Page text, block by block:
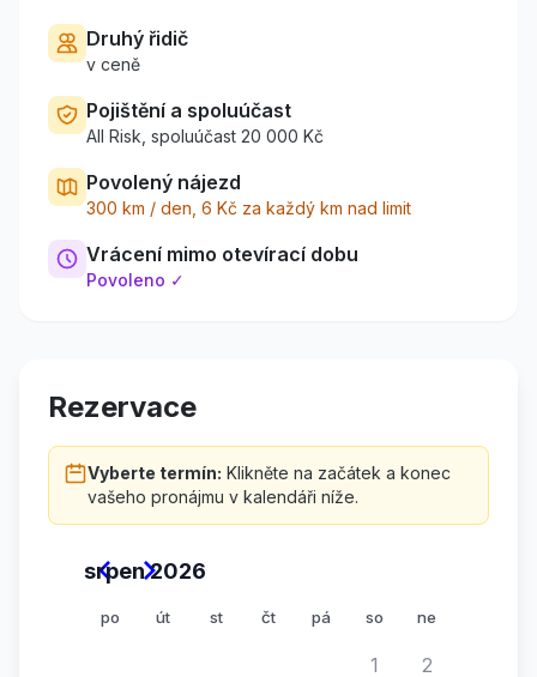
Druhý řidič
v ceně
Pojištění a spoluúčast
All Risk , spoluúčast 20 000 Kč
Povolený nájezd
300 km / den, 6 Kč za každý km nad limit
Vrácení mimo otevírací dobu
Povoleno ✓
Rezervace
Vyberte termín: Klikněte na začátek a konec
vašeho pronájmu v kalendáři níže.
srpen 2026
po út st čt pá so ne
1 2